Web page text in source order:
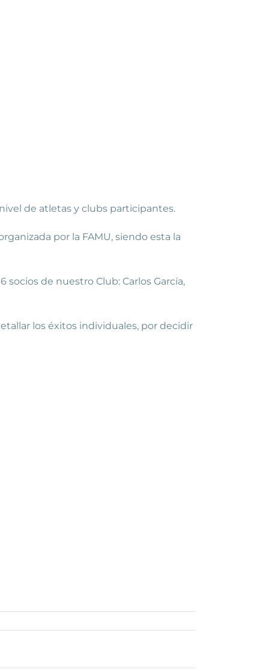
de atletas y clubs participantes.
por la FAMU, siendo esta la
de nuestro Club: Carlos García,
los éxitos individuales, por decidir